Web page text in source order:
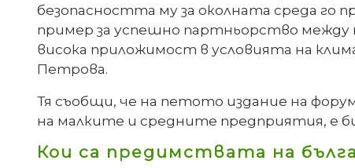
безопасността му за околната среда го
пример за успешно партньорство между
висока приложимост в условията на
Петрова.
Тя съобщи, че на петото издание на
на малките и средните предприятия, е
Кои са предимствата на